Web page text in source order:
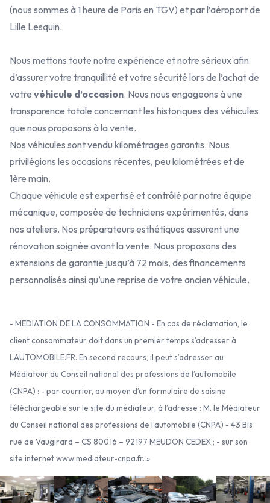
(nous sommes à 1 heure de Paris en TGV) et par l’aéroport de
Lille Lesquin.
Nous mettons toute notre expérience et notre sérieux afin
d’assurer votre tranquillité et votre sécurité lors de l’achat de
votre véhicule d’occasion. Nous nous engageons à une
transparence totale concernant les historiques des véhicules
que nous proposons à la vente.
Nos véhicules sont vendu kilométrages garantis. Nous
privilégions les occasions récentes, peu kilométrées et de
1ère main.
Chaque véhicule est expertisé et contrôlé par notre équipe
mécanique, composée de techniciens expérimentés, dans
nos ateliers. Nos préparateurs esthétiques assurent une
rénovation soignée avant la vente. Nous proposons des
extensions de garantie jusqu’à 72 mois, des financements
personnalisés ainsi qu’une reprise de votre ancien véhicule.
- MEDIATION DE LA CONSOMMATION - En cas de réclamation, le
client consommateur doit dans un premier temps s’adresser à
LAUTOMOBILE.FR. En second recours, il peut s’adresser au
Médiateur du Conseil national des professions de l’automobile
(CNPA) : - par courrier, au moyen d’un formulaire de saisine
téléchargeable sur le site du médiateur, à l’adresse : M. le Médiateur
du Conseil national des professions de l’automobile (CNPA) - 43 Bis
rue de Vaugirard – CS 80016 – 92197 MEUDON CEDEX ; - sur son
site internet www.mediateur-cnpa.fr. »